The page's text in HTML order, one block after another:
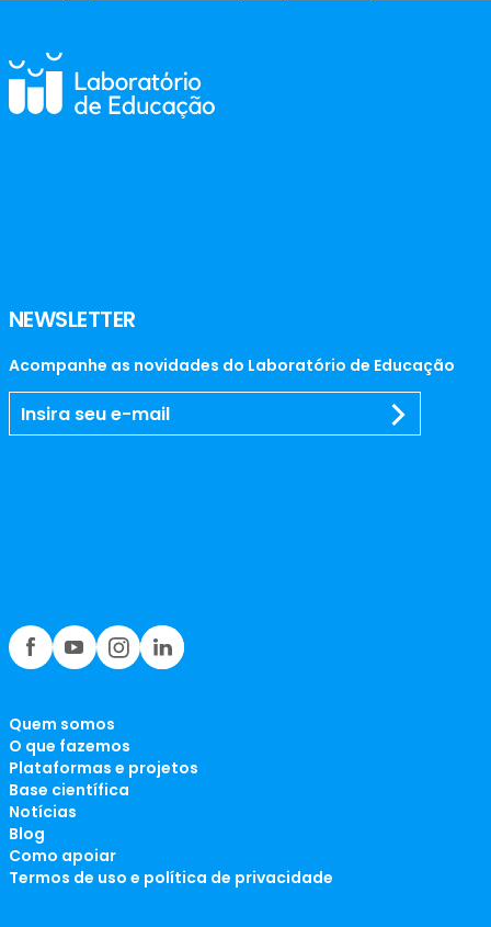
NEWSLETTER
Acompanhe as novidades do Laboratório de Educação
Quem somos
O que fazemos
Plataformas e projetos
Base científica
Notícias
Blog
Como apoiar
Termos de uso e política de privacidade